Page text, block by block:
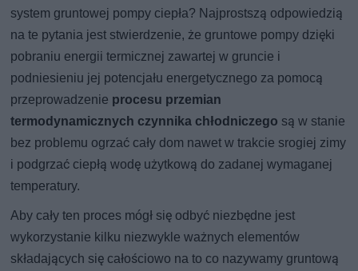
system gruntowej pompy ciepła? Najprostszą odpowiedzią
na te pytania jest stwierdzenie, że gruntowe pompy dzięki
pobraniu energii termicznej zawartej w gruncie i
podniesieniu jej potencjału energetycznego za pomocą
przeprowadzenie procesu przemian
termodynamicznych czynnika chłodniczego są w stanie
bez problemu ogrzać cały dom nawet w trakcie srogiej zimy
i podgrzać ciepłą wodę użytkową do zadanej wymaganej
temperatury.
Aby cały ten proces mógł się odbyć niezbędne jest
wykorzystanie kilku niezwykle ważnych elementów
składających się całościowo na to co nazywamy gruntową